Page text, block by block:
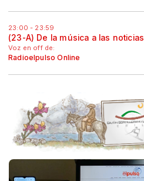
23:00 - 23:59
(23-A) De la música a las noticias
Voz en off de:
Radioelpulso Online